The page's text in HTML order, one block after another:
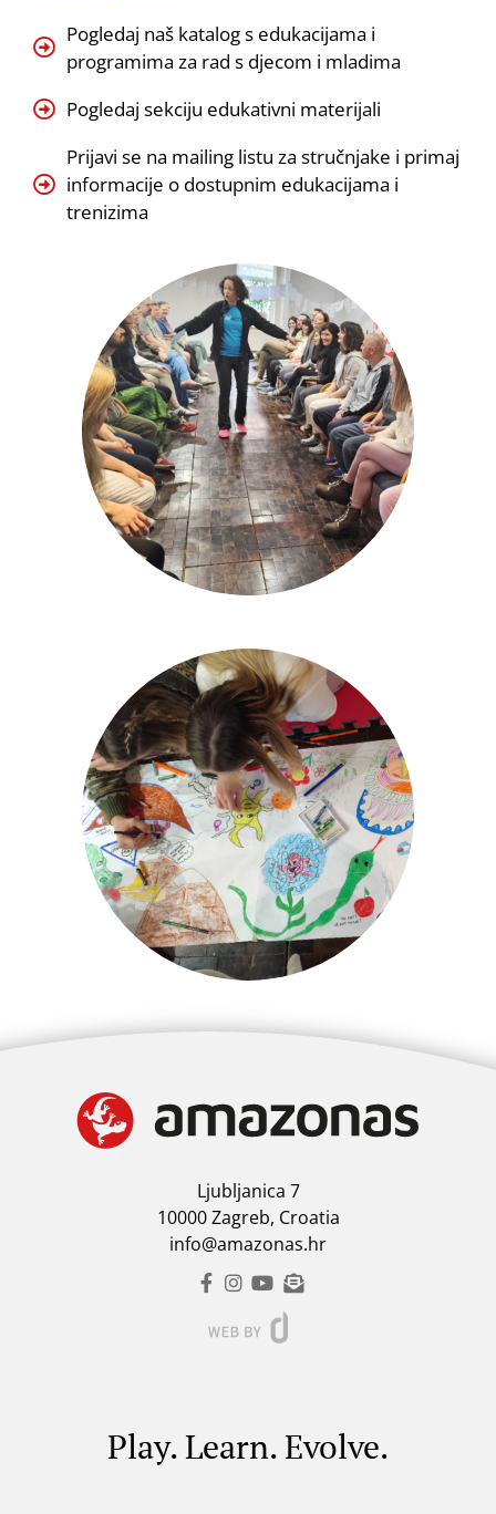
Pogledaj naš katalog s edukacijama i
programima za rad s djecom i mladima
Pogledaj sekciju edukativni materijali
Prijavi se na mailing listu za stručnjake i primaj
informacije o dostupnim edukacijama i
trenizima
Ljubljanica 7
10000 Zagreb, Croatia
info@amazonas.hr
Play. Learn. Evolve.